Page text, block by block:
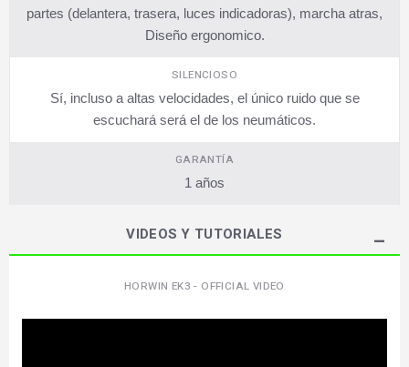
partes (delantera, trasera, luces indicadoras), marcha atras,
Diseño ergonomico.
SILENCIOSO
Sí, incluso a altas velocidades, el único ruido que se
escuchará será el de los neumáticos.
GARANTÍA
1 años
VIDEOS Y TUTORIALES
HORWIN EK3 - OFFICIAL VIDEO